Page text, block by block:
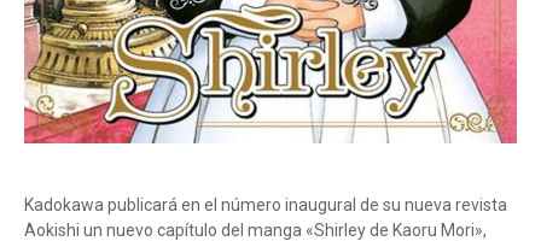
Kadokawa publicará en el número inaugural de su nueva revista
Aokishi un nuevo capítulo del manga «Shirley de Kaoru Mori»,